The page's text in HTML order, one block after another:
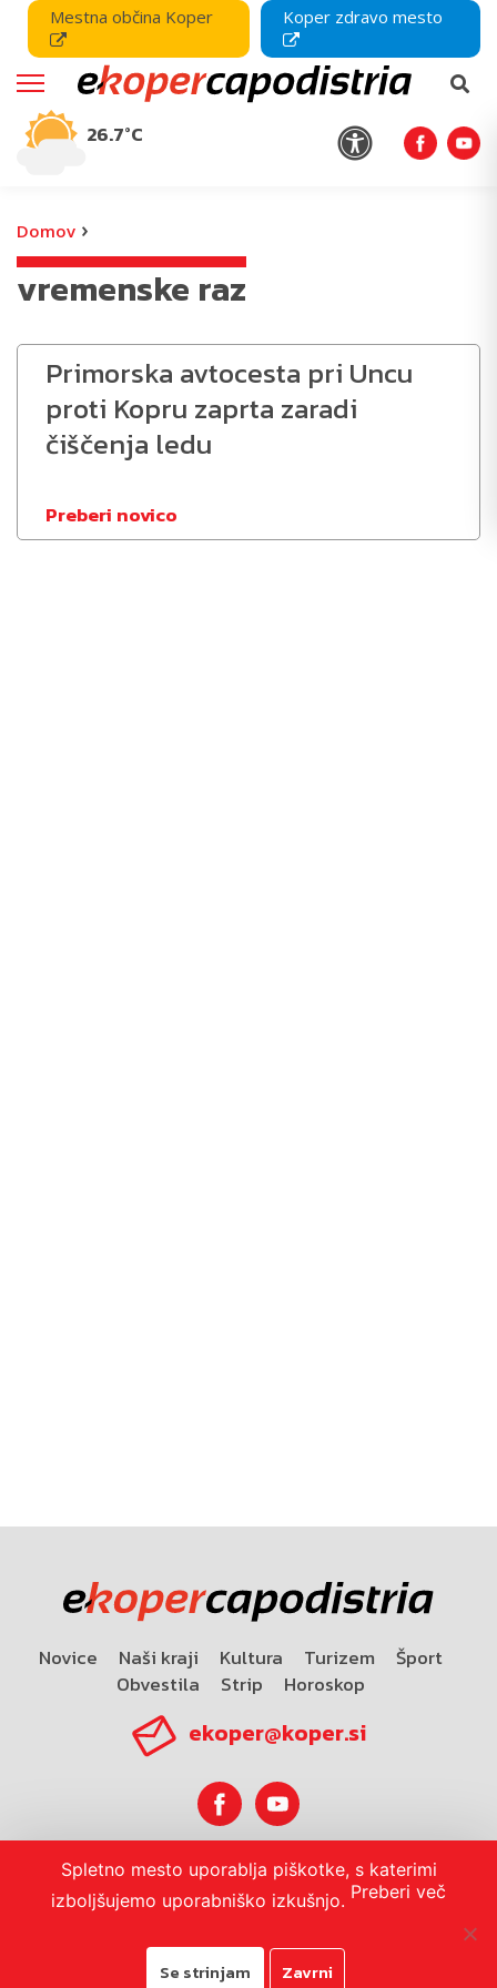
Mestna občina Koper Koper zdravo mesto
26.7°C
Domov ›
vremenske raz
Primorska avtocesta pri Uncu
proti Kopru zaprta zaradi
čiščenja ledu
Preberi novico
Novice Naši kraji Kultura Turizem
Šport
Obvestila
Strip Horoskop
ekoper@koper.si
Horoskop
Spletno mesto uporablja piškotke, s katerimi
izboljšujemo uporabniško izkušnjo. Preberi več
Se strinjam Zavrni